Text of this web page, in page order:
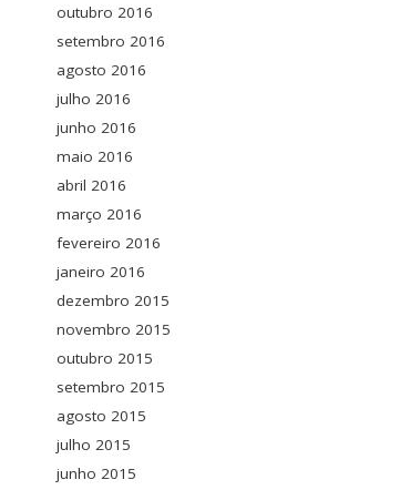
outubro 2016
setembro 2016
agosto 2016
julho 2016
junho 2016
maio 2016
abril 2016
março 2016
fevereiro 2016
janeiro 2016
dezembro 2015
novembro 2015
outubro 2015
setembro 2015
agosto 2015
julho 2015
junho 2015